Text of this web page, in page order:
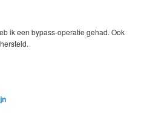
ik een bypass-operatie gehad. Ook